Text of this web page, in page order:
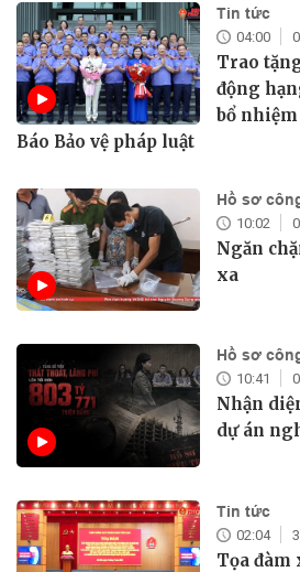
Tin tức
04:00
Trao
động
bổ
Báo Bảo vệ pháp luật
Hồ sơ
10:02
Ngăn
xa
Hồ sơ
10:41
Nhận
dự án
Tin tức
02:04
Tọa đàm